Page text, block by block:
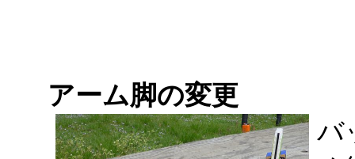
アーム脚の変更
バ